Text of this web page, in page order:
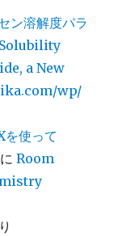
ン溶解度パラ
a New
wp/
を使って
にRoom